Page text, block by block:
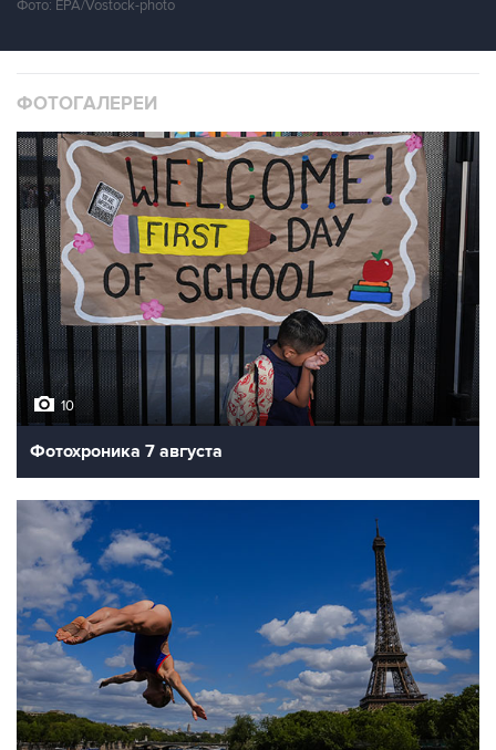
Фото: EPA/Vostock-photo
ФОТОГАЛЕРЕИ
10
Фотохроника 7 августа